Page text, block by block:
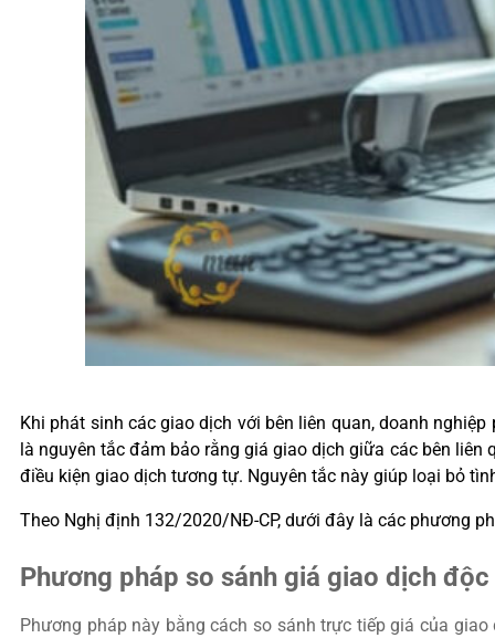
Khi phát sinh các giao dịch với bên liên quan, doanh
là nguyên tắc đảm bảo rằng giá giao dịch giữa các bên
điều kiện giao dịch tương tự. Nguyên tắc này giúp loại bỏ
Theo Nghị định 132/2020/NĐ-CP, dưới đây là các phương
Phương pháp so sánh giá giao dịch độc
Phương pháp này bằng cách so sánh trực tiếp giá của